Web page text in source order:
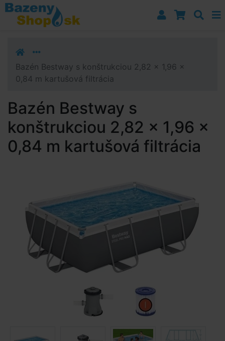
Prejsť k navigácii
Prejsť na obsah
Prejsť k bočnému stĺpci
Bazén Bestway s konštrukciou 2,82 x 1,96 x
0,84 m kartušová filtrácia
Bazén Bestway s
konštrukciou 2,82 x 1,96 x
0,84 m kartušová filtrácia